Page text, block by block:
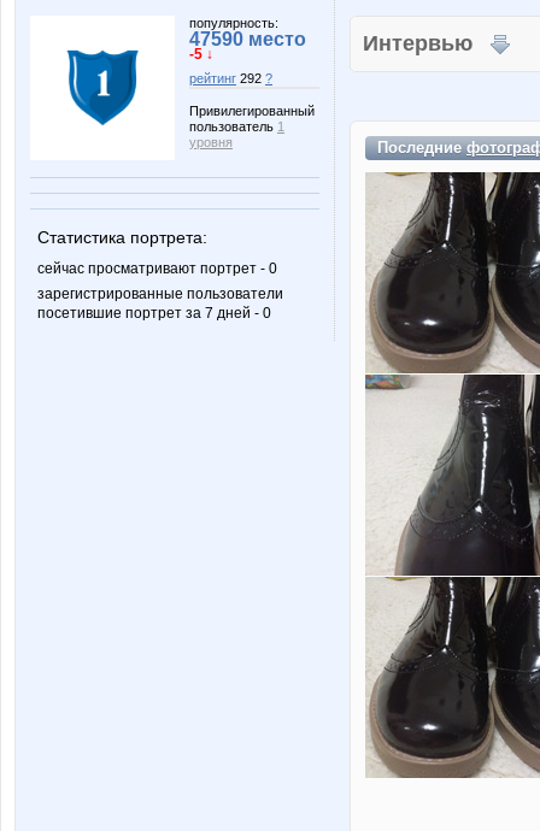
популярность:
47590 место
-5 ↓
рейтинг 292 ?
Привилегированный
пользователь 1
уровня
Статистика портрета:
сейчас просматривают портрет - 0
зарегистрированные пользователи
посетившие портрет за 7 дней - 0
Интервью
Последние